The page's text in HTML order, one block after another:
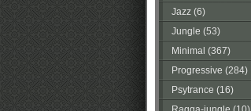
Jazz (6)
Jungle (53)
Minimal (367)
Progressive (284)
Psytrance (16)